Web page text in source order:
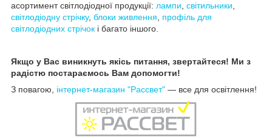
асортимент світлодіодної продукції: лампи світильники
світлодіодну стрічку, блоки живлення
профіль для
світлодіодних стрічок і багато іншого.
Якщо у Вас виникнуть якісь питання, звертайтеся! Ми з
радістю постараємось Вам допомогти!
З повагою, інтернет-магазин "Рассвет" — все для освітлення!